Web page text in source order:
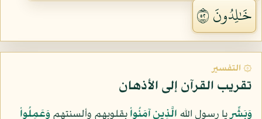
خَٰلِدُونَ ٢٥
۞ التفسير
تقريب القرآن إلى الأذهان
وَبَشِّرِيا رسول الله الَّذِين آمَنُواْبقلوبهم وألسنتهموَعَمِلُواْ